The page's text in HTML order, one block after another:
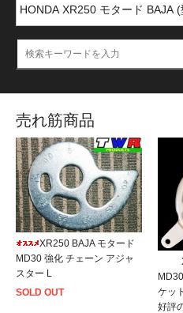
売れ筋商品
XR250 BAJA モタード
MD30 強化 チェーン アジャ
スター L
SOLD OUT
ケッ
好評